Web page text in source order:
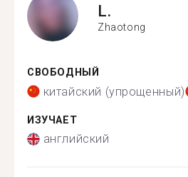
L.
Zhaotong
СВОБОДНЫЙ
китайский (упрощенный)
ИЗУЧАЕТ
английский